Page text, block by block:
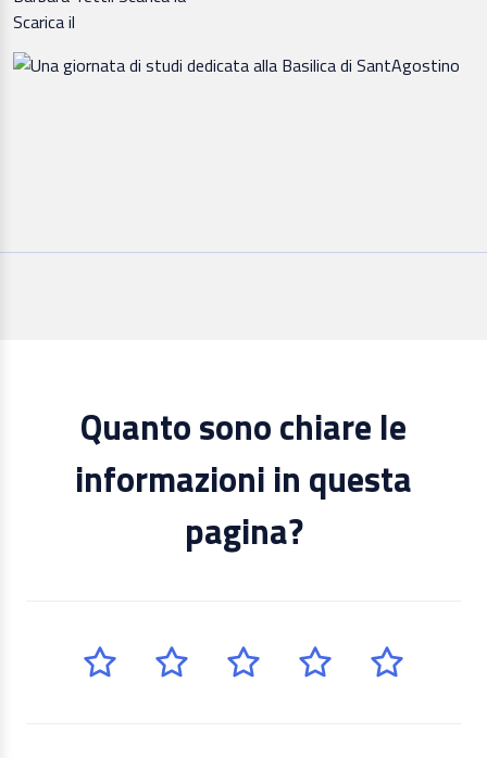
Scarica il
Quanto sono chiare le
informazioni in questa
pagina?